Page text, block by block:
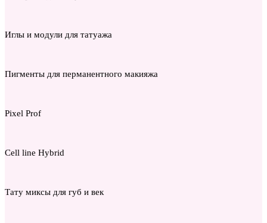
Иглы и модули для татуажа
Пигменты для перманентного макияжа
Pixel Prof
Cell line Hybrid
Тату миксы для губ и век